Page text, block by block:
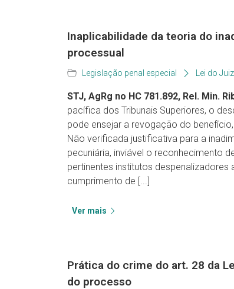
Inaplicabilidade da teoria do
processual
Legislação penal especial Lei do
STJ, AgRg no HC 781.892, Rel. Min.
pacífica dos Tribunais Superiores, o
pode ensejar a revogação do
Não verificada justificativa para a
pecuniária, inviável o reconhecimento
pertinentes institutos
cumprimento de [...]
Ver mais
Prática do crime do art. 28 da
do processo